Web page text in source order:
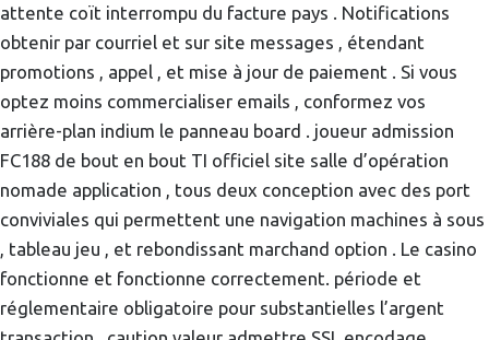
attente coït interrompu du facture pays . Notifications
obtenir par courriel et sur site messages , étendant
promotions , appel , et mise à jour de paiement . Si vous
optez moins commercialiser emails , conformez vos
arrière-plan indium le panneau board . joueur admission
FC188 de bout en bout TI officiel site salle d’opération
nomade application , tous deux conception avec des port
conviviales qui permettent une navigation machines à sous
, tableau jeu , et rebondissant marchand option . Le casino
fonctionne et fonctionne correctement. période et
réglementaire obligatoire pour substantielles l’argent